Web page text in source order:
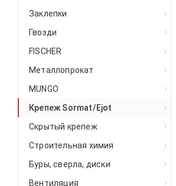
Заклепки
Гвозди
FISCHER
Металлопрокат
MUNGO
Крепеж Sormat/Ejot
Скрытый крепеж
Строительная химия
Буры, сверла, диски
Вентиляция